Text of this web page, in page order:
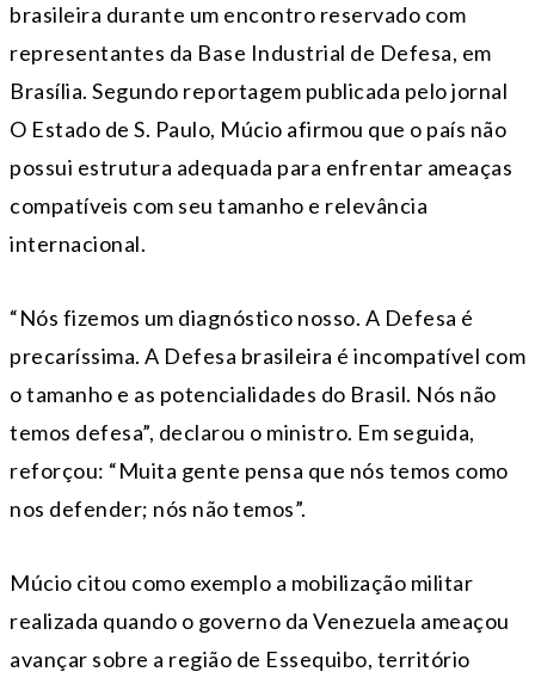
brasileira durante um encontro reservado com
representantes da Base Industrial de Defesa, em
Brasília. Segundo reportagem publicada pelo jornal
O Estado de S. Paulo, Múcio afirmou que o país não
possui estrutura adequada para enfrentar ameaças
compatíveis com seu tamanho e relevância
internacional.
“Nós fizemos um diagnóstico nosso. A Defesa é
precaríssima. A Defesa brasileira é incompatível com
o tamanho e as potencialidades do Brasil. Nós não
temos defesa”, declarou o ministro. Em seguida,
reforçou: “Muita gente pensa que nós temos como
nos defender; nós não temos”.
Múcio citou como exemplo a mobilização militar
realizada quando o governo da Venezuela ameaçou
avançar sobre a região de Essequibo, território